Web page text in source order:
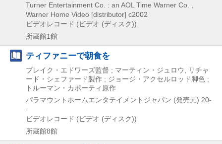
Turner Entertainment Co. : an AOL Time Warner Co. ,
Warner Home Video [distributor] c2002
ビデオレコード (ビデオ (ディスク))
所蔵館1館
ティファニーで朝食を
ブレイク・エドワーズ監督 ; マーティン・ジュロウ, リチャ
ード・シェファード製作 ; ジョージ・アクセルロッド脚色 ;
トルーマン・カポーティ原作
パラマウントホームエンタテイメントジャパン (発売元) 20-
-
ビデオレコード (ビデオ (ディスク))
所蔵館8館